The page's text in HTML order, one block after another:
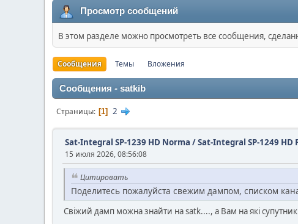
Просмотр сообщений
В этом разделе можно просмотреть все сообщения,
Сообщения Темы Вложения
Сообщения - satkib
Страницы 1 2
Sat-Integral SP-1239 HD Norma / Sat-Integral SP-1249 HD
15 июля 2026, 08:56:08
Цитировать
Поделитесь пожалуйста свежим дампом, списком
Свіжий дамп можна знайти на satk...., a Bам на які